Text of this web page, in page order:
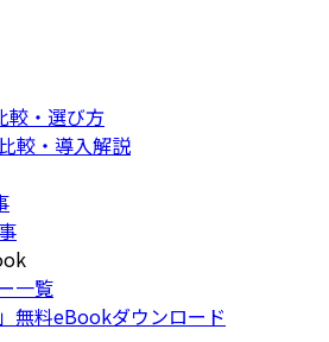
較・選び方
較・導入解説
一覧
無料eBookダウンロード